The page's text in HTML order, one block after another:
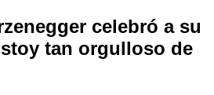
celebró a su
tan orgulloso de